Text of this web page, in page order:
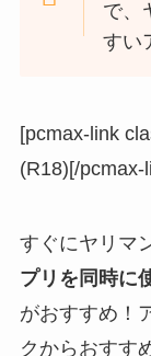
で、
すい
[pcmax-link
(R18)[/pcmax-
すぐにヤリマ
プリを同時に
がおすすめ！
クからおすす